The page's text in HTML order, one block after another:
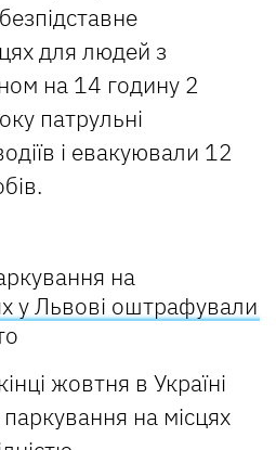
для людей з
на 14 годину 2
патрульні
і евакуювали 12
жовтня в Україні
на місцях